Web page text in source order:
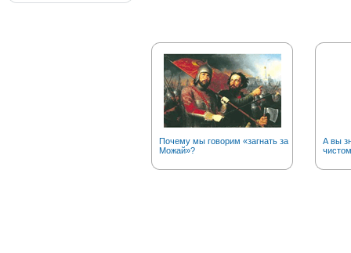
Почему мы говорим «загнать за
Можай»?
А вы